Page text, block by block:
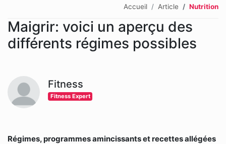
Accueil Article Nutrition
Maigrir: voici un aperçu des
différents régimes possibles
Fitness
Fitness Expert
Régimes, programmes amincissants et recettes allégées